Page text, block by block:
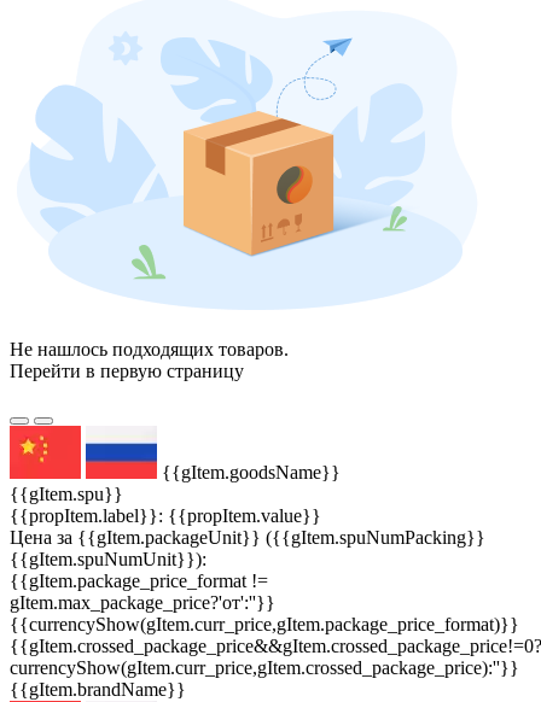
Не нашлось подходящих товаров.
Перейти в первую страницу
{{gItem.goodsName}}
{{gItem.spu}}
{{propItem.label}}: {{propItem.value}}
Цена за {{gItem.packageUnit}} ({{gItem.spuNumPacking}}
{{gItem.spuNumUnit}}):
{{gItem.package_price_format !=
gItem.max_package_price?'от':''}}
{{currencyShow(gItem.curr_price,gItem.package_price_format)}}
{{gItem.crossed_package_price&&gItem.crossed_package_price!=0?
currencyShow(gItem.curr_price,gItem.crossed_package_price):''}}
{{gItem.brandName}}